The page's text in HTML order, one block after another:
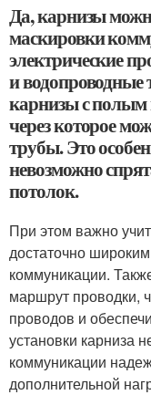
Да, карнизы
маскировки
электрические
и
карнизы с полым
через которое
трубы. Это
невозможно
потолок.
При этом важно
достаточно
коммуникации.
маршрут проводки,
проводов и
установки карниза
коммуникации
дополнительной